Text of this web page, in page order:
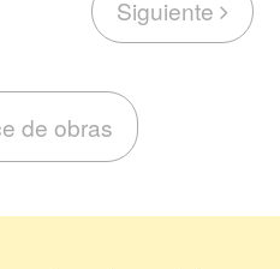
Siguiente
de obras